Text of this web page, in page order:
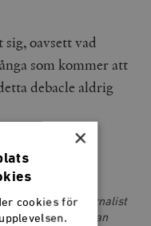
sig, oavsett vad
som kommer att
debacle aldrig
är författare, journalist
på Smedjan. Han
×
cookies för